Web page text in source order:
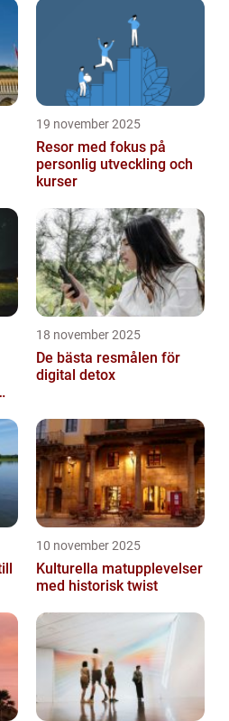
19 november 2025
Resor med fokus på
personlig utveckling och
kurser
18 november 2025
De bästa resmålen för
digital detox
10 november 2025
Kulturella matupplevelser
med historisk twist